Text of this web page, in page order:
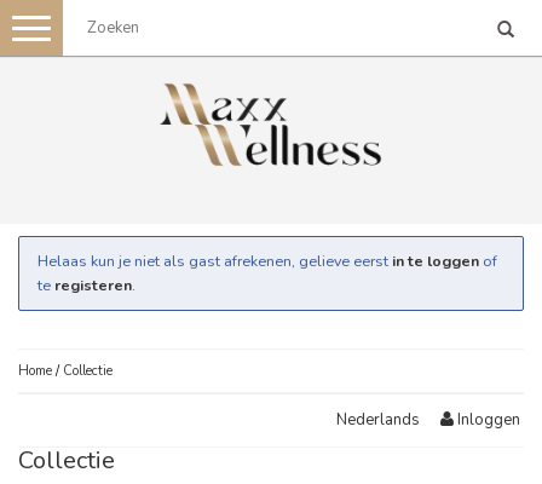
Toggle
navigation
Helaas kun je niet als gast afrekenen, gelieve eerst in te loggen of
te registeren.
Home / Collectie
Nederlands Inloggen
Collectie